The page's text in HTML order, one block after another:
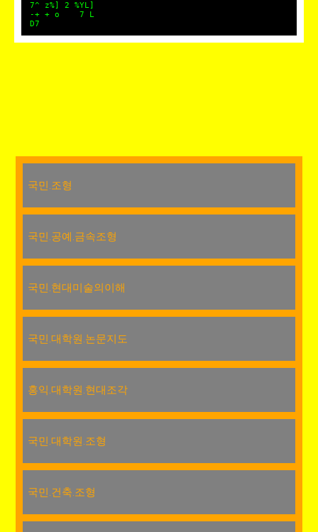
7^ z%] 2 %YL]
-+ + o 7 L
D7
국민.조형
국민.공예.금속조형
국민.현대미술의이해
국민.대학원.논문지도
홍익.대학원.현대조각
국민.대학원.조형
국민.건축.조형